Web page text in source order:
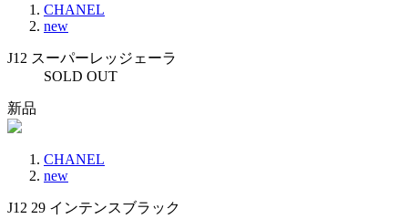
CHANEL
new
J12 スーパーレッジェーラ
SOLD OUT
新品
CHANEL
new
J12 29 インテンスブラック